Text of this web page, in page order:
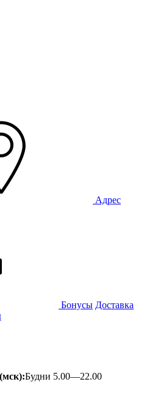
Адрес
Бонусы Доставка
Будни 5.00—22.00